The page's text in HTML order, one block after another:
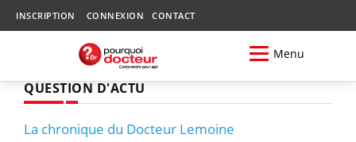
INSCRIPTION CONNEXION CONTACT
Menu
QUESTION D'ACTU
La chronique du Docteur Lemoine